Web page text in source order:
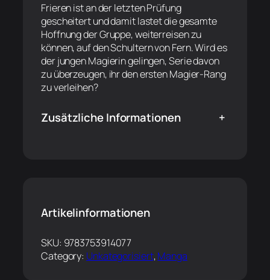
Frieren ist an der letzten Prüfung
gescheitert und damit lastet die gesamte
Hoffnung der Gruppe, weiterreisen zu
können, auf den Schultern von Fern. Wird es
der jungen Magierin gelingen, Serie davon
zu überzeugen, ihr den ersten Magier-Rang
zu verleihen?
Zusätzliche Informationen +
Artikelinformationen
SKU: 9783753914077
Category: Unkategorisiert, Manga